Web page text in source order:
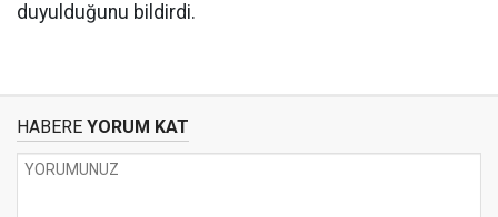
duyulduğunu bildirdi.
HABERE YORUM KAT